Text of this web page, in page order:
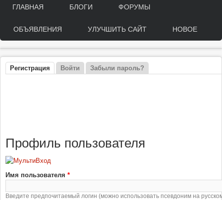
Main menu
ГЛАВНАЯ БЛОГИ ФОРУМЫ
ОБЪЯВЛЕНИЯ УЛУЧШИТЬ САЙТ НОВОЕ
Главные вкладки
Регистрация (активная вкладка)
Войти Забыли пароль?
Профиль пользователя
Имя пользователя *
Введите предпочитаемый логин (можно использовать псевдоним на